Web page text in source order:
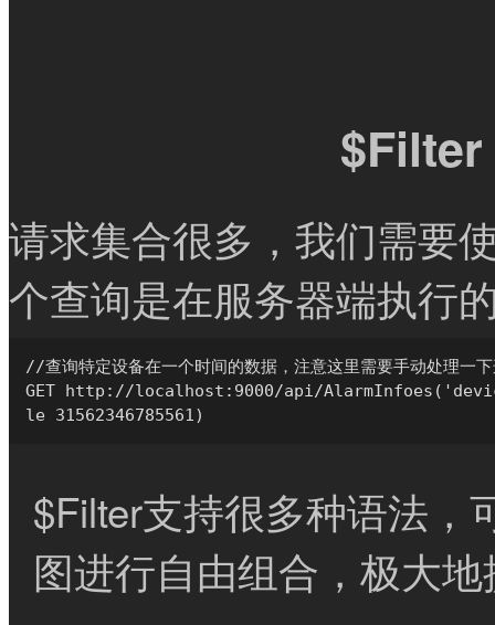
$Filter
请求集合很多，我们需要
个查询是在服务器端执行
//查询特定设备在一个时间的数据，注意这里需要手动处理
GET http://localhost:9000/api/
$Filter支持很多种语法，
图进行自由组合，极大